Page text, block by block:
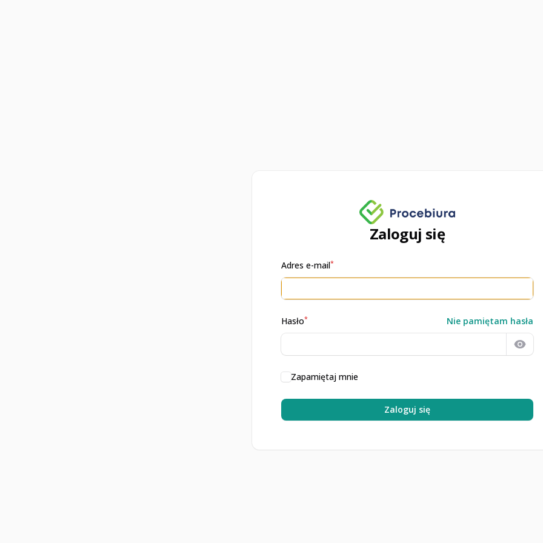
Zaloguj się
Adres e-mail*
Hasło* Nie pamiętam hasła
Zapamiętaj mnie
Zaloguj się